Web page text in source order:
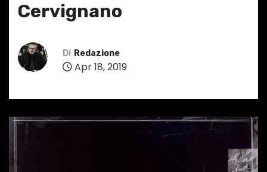
Cervignano
Di Redazione
Apr 18, 2019